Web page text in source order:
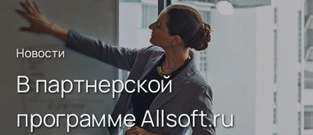
Новости
В партнерской
программе Allsoft.ru